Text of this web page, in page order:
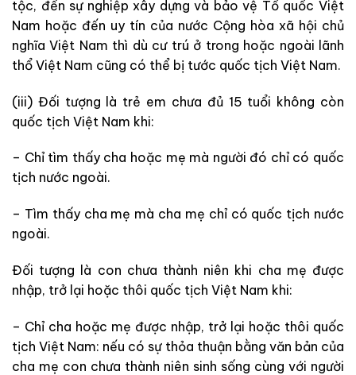
tộc, đến sự nghiệp xây dựng và bảo vệ Tổ quốc Việt
Nam hoặc đến uy tín của nước Cộng hòa xã hội chủ
nghĩa Việt Nam thì dù cư trú ở trong hoặc ngoài lãnh
thổ Việt Nam cũng có thể bị tước quốc tịch Việt Nam.
(iii) Đối tượng là trẻ em chưa đủ 15 tuổi không còn
quốc tịch Việt Nam khi:
– Chỉ tìm thấy cha hoặc mẹ mà người đó chỉ có quốc
tịch nước ngoài.
– Tìm thấy cha mẹ mà cha mẹ chỉ có quốc tịch nước
ngoài.
Đối tượng là con chưa thành niên khi cha mẹ được
nhập, trở lại hoặc thôi quốc tịch Việt Nam khi:
– Chỉ cha hoặc mẹ được nhập, trở lại hoặc thôi quốc
tịch Việt Nam: nếu có sự thỏa thuận bằng văn bản của
cha mẹ con chưa thành niên sinh sống cùng với người